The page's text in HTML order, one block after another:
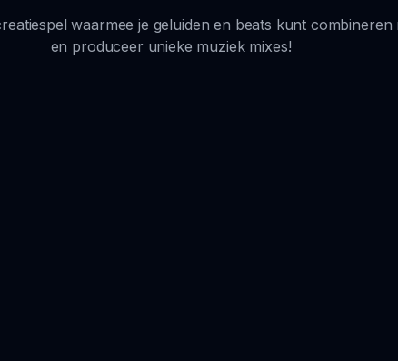
waarmee je geluiden en beats kunt
en produceer unieke muziek mixes!